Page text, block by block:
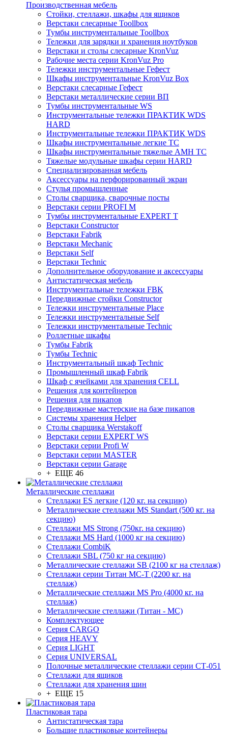
Производственная мебель
Стойки, стеллажи, шкафы для ящиков
Верстаки слесарные Toollbox
Тумбы инструментальные Toollbox
Тележки для зарядки и хранения ноутбуков
Верстаки и столы слесарные KronVuz
Рабочие места серии KronVuz Pro
Тележки инструментальные Гефест
Шкафы инструментальные KronVuz Box
Верстаки слесарные Гефест
Верстаки металлические серии ВП
Тумбы инструментальные WS
Инструментальные тележки ПРАКТИК WDS
HARD
Инструментальные тележки ПРАКТИК WDS
Шкафы инструментальные легкие ТС
Шкафы инструментальные тяжелые AMH TC
Тяжелые модульные шкафы серии HARD
Cпециализированная мебель
Аксессуары на перфорированный экран
Стулья промышленные
Столы сварщика, сварочные посты
Верстаки серии PROFI M
Тумбы инструментальные EXPERT T
Верстаки Constructor
Верстаки Fabrik
Верстаки Mechanic
Верстаки Self
Верстаки Technic
Дополнительное оборудование и аксессуары
Антистатическая мебель
Инструментальные тележки FBK
Передвижные стойки Constructor
Тележки инструментальные Place
Тележки инструментальные Self
Тележки инструментальные Technic
Роллетные шкафы
Тумбы Fabrik
Тумбы Technic
Инструментальный шкаф Technic
Промышленный шкаф Fabrik
Шкаф с ячейками для хранения CELL
Решения для контейнеров
Решения для пикапов
Передвижные мастерские на базе пикапов
Системы хранения Helper
Столы сварщика Werstakoff
Верстаки серии EXPERT WS
Верстаки серии Profi W
Верстаки серии MASTER
Верстаки серии Garage
+ ЕЩЕ 46
Металлические стеллажи
Стеллажи ES легкие (120 кг. на секцию)
Металлические стеллажи MS Standart (500 кг. на
секцию)
Стеллажи MS Strong (750кг. на секцию)
Стеллажи MS Hard (1000 кг на секцию)
Стеллажи CombiK
Стеллажи SBL (750 кг на секцию)
Металлические стеллажи SB (2100 кг на стеллаж)
Стеллажи серии Титан МС-Т (2200 кг. на
стеллаж)
Металлические стеллажи MS Pro (4000 кг. на
стеллаж)
Металлические стеллажи (Титан - МС)
Комплектующее
Серия CARGO
Серия HEAVY
Серия LIGHT
Серия UNIVERSAL
Полочные металлические стеллажи серии СТ-051
Стеллажи для ящиков
Стеллажи для хранения шин
+ ЕЩЕ 15
Пластиковая тара
Антистатическая тара
Большие пластиковые контейнеры